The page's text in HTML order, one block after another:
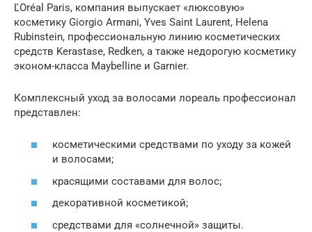
ĽOréal Paris, компания выпускает «люксовую»
косметику Giorgio Armani, Yves Saint Laurent, Helena
Rubinstein, профессиональную линию косметических
средств Kerastase, Redken, а также недорогую косметику
эконом-класса Maybelline и Garnier.
Комплексный уход за волосами лореаль профессионал
представлен:
косметическими средствами по уходу за кожей
и волосами;
красящими составами для волос;
декоративной косметикой;
средствами для «солнечной» защиты.